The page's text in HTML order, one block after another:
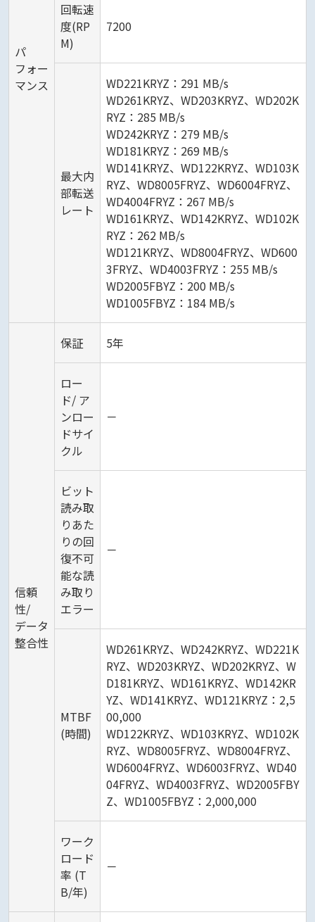
パ
フォー
マンス
回転速
度(RP
M)
7200
最大内
部転送
レート
WD221KRYZ：291 MB/s
WD261KRYZ、WD203KRYZ、WD202K
RYZ：285 MB/s
WD242KRYZ：279 MB/s
WD181KRYZ：269 MB/s
WD141KRYZ、WD122KRYZ、WD103K
RYZ、WD8005FRYZ、WD6004FRYZ、
WD4004FRYZ：267 MB/s
WD161KRYZ、WD142KRYZ、WD102K
RYZ：262 MB/s
WD121KRYZ、WD8004FRYZ、WD600
3FRYZ、WD4003FRYZ：255 MB/s
WD2005FBYZ：200 MB/s
WD1005FBYZ：184 MB/s
信頼
性/
データ
整合性
保証 5年
ロー
ド/ ア
ンロー
ドサイ
クル
－
ビット
読み取
りあた
りの回
復不可
能な読
み取り
エラー
－
MTBF
(時間)
WD261KRYZ、WD242KRYZ、WD221K
RYZ、WD203KRYZ、WD202KRYZ、W
D181KRYZ、WD161KRYZ、WD142KR
YZ、WD141KRYZ、WD121KRYZ：2,5
00,000
WD122KRYZ、WD103KRYZ、WD102K
RYZ、WD8005FRYZ、WD8004FRYZ、
WD6004FRYZ、WD6003FRYZ、WD40
04FRYZ、WD4003FRYZ、WD2005FBY
Z、WD1005FBYZ：2,000,000
ワーク
ロード
率 (T
B/年)
－